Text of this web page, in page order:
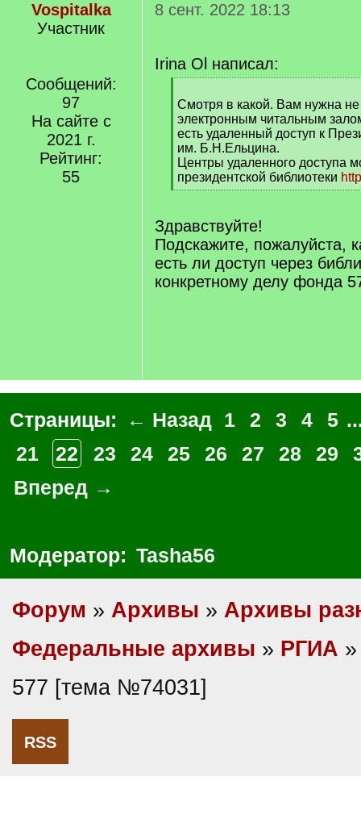
Vospitalka
Участник
Сообщений:
97
На сайте с
2021 г.
Рейтинг:
55
8 сент. 2022 18:13
Irina Ol написал:
q
]
Смотря в какой. Вам нужна
электронным читальным
есть удаленный доступ к
им. Б.Н.Ельцина.
Центры удаленного доступа
президентской библиотеки
[
q
]
Здравствуйте!
Подскажите, пожалуйста,
есть ли доступ через
конкретному делу фонда
Страницы: ← Назад 1 2 3 4 5
21
22 23 24 25 26 27 28 29
Вперед →
Модератор: Tasha56
Форум » Архивы » Архивы
Федеральные архивы » РГИА
577 [тема №74031]
RSS